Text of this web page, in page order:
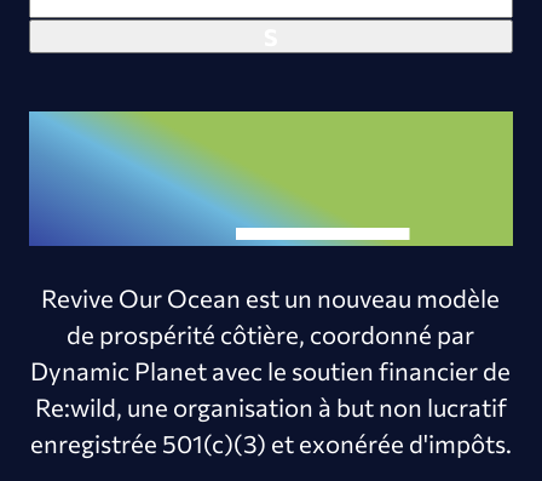
Revive Our Ocean est un nouveau modèle
de prospérité côtière, coordonné par
Dynamic Planet avec le soutien financier de
Re:wild, une organisation à but non lucratif
enregistrée 501(c)(3) et exonérée d'impôts.